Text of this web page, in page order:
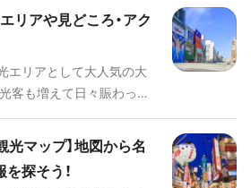
駅がある大阪メトロ御堂
押し。各地域の駅弁や大
、お土産の数々、その他
の魅力・お役立ち情報を
リアや見どころ・アク
エリアとして大人気の大
客も増えて日々賑わって
そこかしこにあるたこ焼
の」屋さんと、ド派手な
人気のユニバーサル・ス
光マップ】地図から名
探そう！